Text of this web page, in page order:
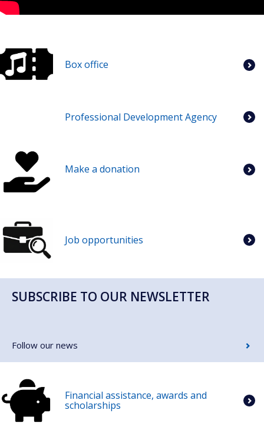
Box office
Professional Development Agency
Make a donation
Job opportunities
SUBSCRIBE TO OUR NEWSLETTER
Follow our news
Financial assistance, awards and
scholarships